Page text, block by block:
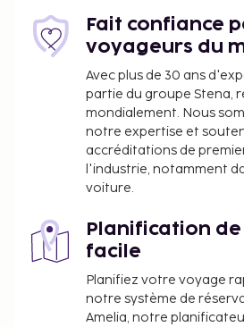
personne et par nuit, pour
nuits. Cette taxe ne
de moins de 14 ans.
Nous avons indiqué tous les
l'hébergement nous a fait part.
Supplément en cas d'arrivée
pour les arrivées entre 20
frais et acomptes peuvent être
taxe et sont soumis à
Tous les clients, y compris
être présents à l'arrivée et
d'identité officielle avec
Fait confiance
voyageurs du
Avec plus de 30 ans
partie du groupe Stena,
mondialement. Nous
notre expertise et
accréditations de
l'industrie, notamment
voiture.
Planification
facile
Planifiez votre voyage
notre système de
Amelia, notre